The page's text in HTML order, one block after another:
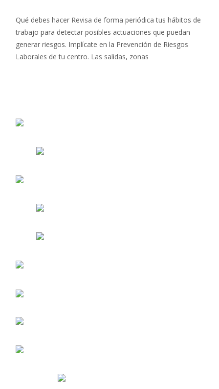
Qué debes hacer Revisa de forma periódica tus hábitos de
trabajo para detectar posibles actuaciones que puedan
generar riesgos. Implícate en la Prevención de Riesgos
Laborales de tu centro. Las salidas, zonas